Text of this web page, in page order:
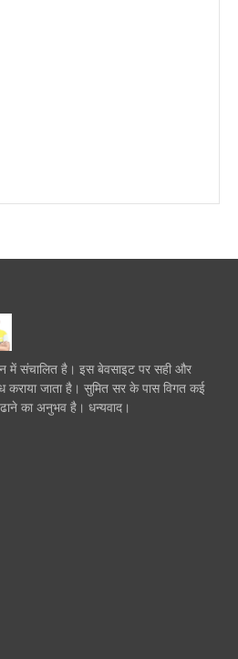
में संचालित है। इस बेवसाइट पर सही और
जाता है। सुमित सर के पास विगत कई
का अनुभव है। धन्यवाद।